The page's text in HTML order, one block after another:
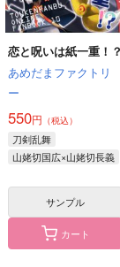
作品詳細
Honka lingual
恋と呪いは紙一重！？
あめだまファクトリ
ー
550円 （税込）
刀剣乱舞
山姥切国広×山姥切長義
サンプル
カート